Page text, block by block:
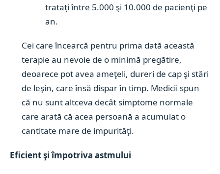
trataţi între 5.000 şi 10.000 de pacienţi pe
an.
Cei care încearcă pentru prima dată această
terapie au nevoie de o minimă pregătire,
deoarece pot avea ameţeli, dureri de cap şi stări
de leşin, care însă dispar în timp. Medicii spun
că nu sunt altceva decât simptome normale
care arată că acea persoană a acumulat o
cantitate mare de impurităţi.
Eficient şi împotriva astmului